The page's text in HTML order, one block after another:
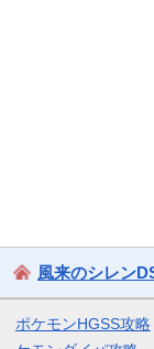
風来のシレン
ポケモンHGSS攻略